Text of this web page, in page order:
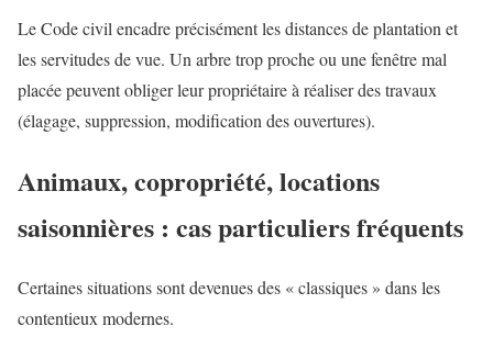
Le Code civil encadre précisément les distances de plantation et
les servitudes de vue. Un arbre trop proche ou une fenêtre mal
placée peuvent obliger leur propriétaire à réaliser des travaux
(élagage, suppression, modification des ouvertures).
Animaux, copropriété, locations
saisonnières : cas particuliers fréquents
Certaines situations sont devenues des « classiques » dans les
contentieux modernes.